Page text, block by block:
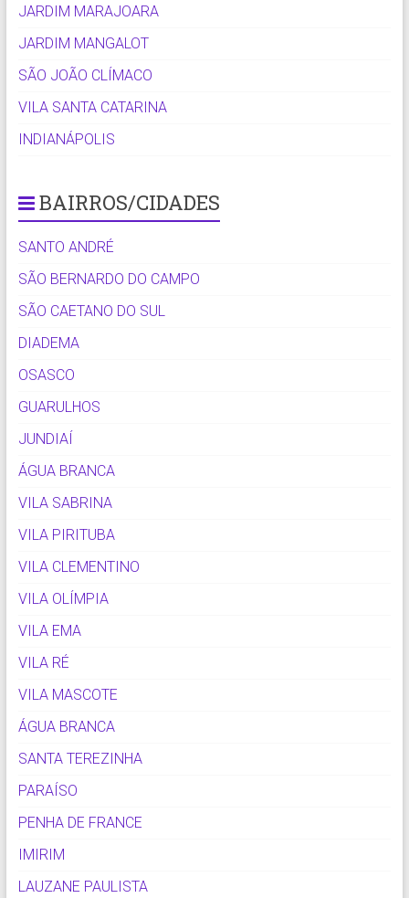
JARDIM MARAJOARA
JARDIM MANGALOT
SÃO JOÃO CLÍMACO
VILA SANTA CATARINA
INDIANÁPOLIS
BAIRROS/CIDADES
SANTO ANDRÉ
SÃO BERNARDO DO CAMPO
SÃO CAETANO DO SUL
DIADEMA
OSASCO
GUARULHOS
JUNDIAÍ
ÁGUA BRANCA
VILA SABRINA
VILA PIRITUBA
VILA CLEMENTINO
VILA OLÍMPIA
VILA EMA
VILA RÉ
VILA MASCOTE
ÁGUA BRANCA
SANTA TEREZINHA
PARAÍSO
PENHA DE FRANCE
IMIRIM
LAUZANE PAULISTA